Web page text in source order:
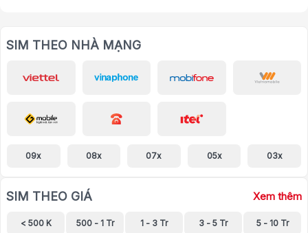
SIM THEO NHÀ MẠNG
09x 08x 07x 05x 03x
SIM THEO GIÁ Xem thêm
< 500 K 500 - 1 Tr 1 - 3 Tr 3 - 5 Tr 5 - 10 Tr